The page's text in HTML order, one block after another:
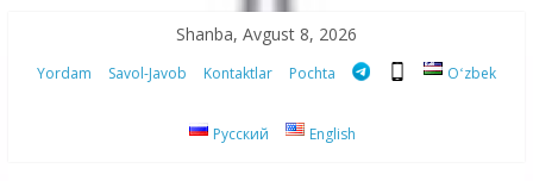
content
Shanba, Avgust 8, 2026
Yordam Savol-Javob Kontaktlar Pochta Oʻzbek
Русский English